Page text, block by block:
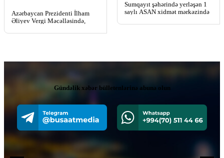
Azərbaycan Prezidenti İlham
Əliyev Vergi Məcəlləsində,
yol verilməyən (mülki
Sumqayıt şəhərində yerləşən 1
saylı ASAN xidmət mərkəzində
edildiyi bildirilir. Bbsaat.az
Gündəlik xəbər bülletenlərinə abunə olun